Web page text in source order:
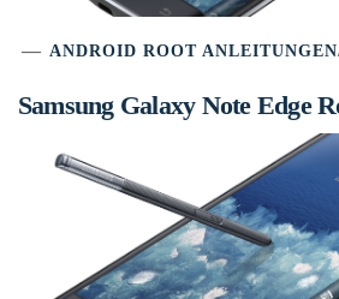
ANDROID ROOT ANLEITUNGEN
Samsung Galaxy Note Edge